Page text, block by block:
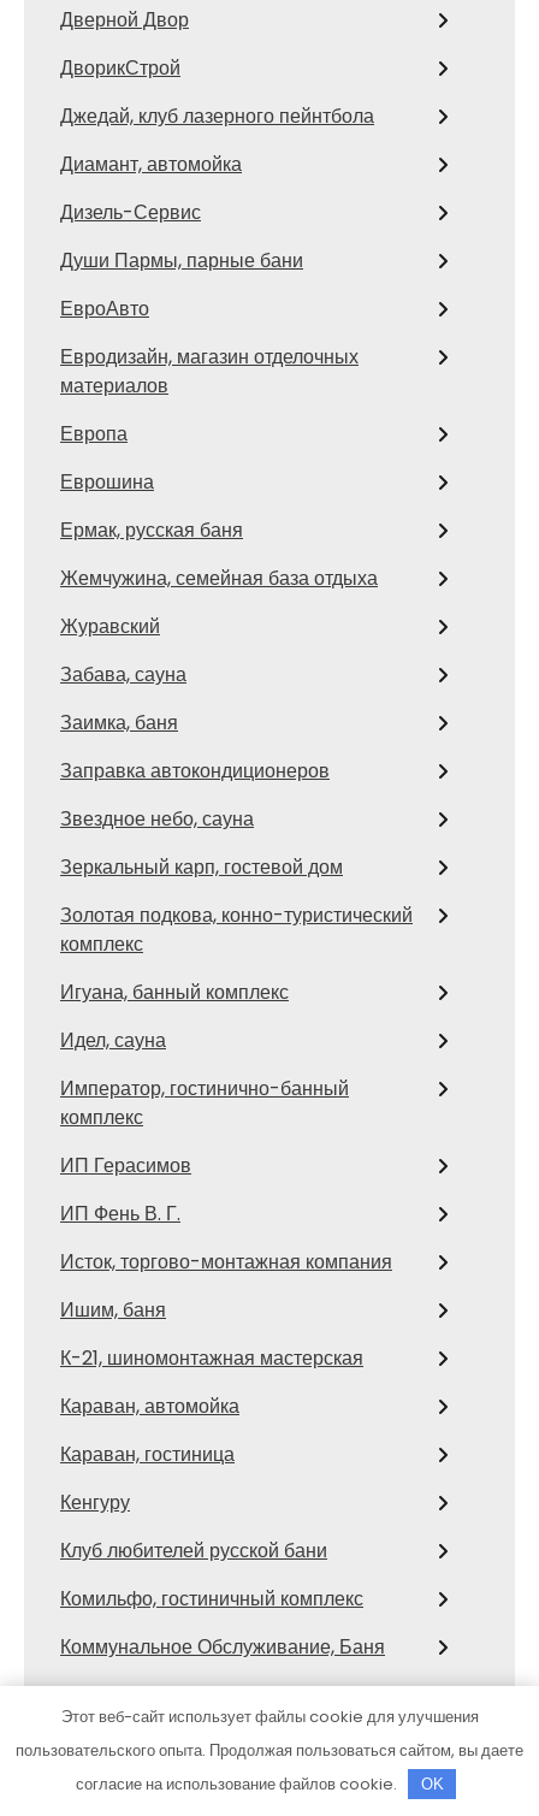
Дверной Двор
ДворикСтрой
Джедай, клуб лазерного пейнтбола
Диамант, автомойка
Дизель-Сервис
Души Пармы, парные бани
ЕвроАвто
Евродизайн, магазин отделочных
материалов
Европа
Еврошина
Ермак, русская баня
Жемчужина, семейная база отдыха
Журавский
Забава, сауна
Заимка, баня
Заправка автокондиционеров
Звездное небо, сауна
Зеркальный карп, гостевой дом
Золотая подкова, конно-туристический
комплекс
Игуана, банный комплекс
Идел, сауна
Император, гостинично-банный
комплекс
ИП Герасимов
ИП Фень В. Г.
Исток, торгово-монтажная компания
Ишим, баня
К-21, шиномонтажная мастерская
Караван, автомойка
Караван, гостиница
Кенгуру
Клуб любителей русской бани
Комильфо, гостиничный комплекс
Коммунальное Обслуживание, Баня
Компрессорный, автокомплекс
Комфортавто, автокомплекс
Комфортавто, автокомплекс
Этот веб-сайт использует файлы cookie для улучшения
пользовательского опыта. Продолжая пользоваться сайтом, вы даете
согласие на использование файлов cookie.
OK